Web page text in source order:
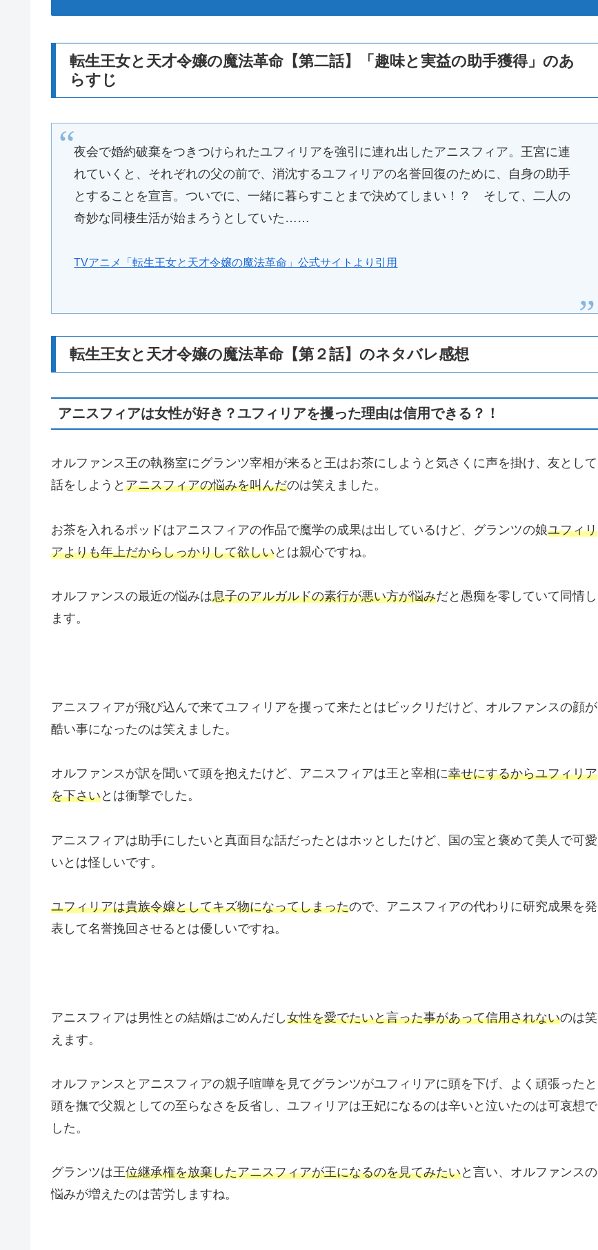
転生王女と天才令嬢の魔法革命【第二話】「趣味と実益の助手獲得」のあ
らすじ
夜会で婚約破棄をつきつけられたユフィリアを強引に連れ出したアニスフィア。王宮に連
れていくと、それぞれの父の前で、消沈するユフィリアの名誉回復のために、自身の助手
とすることを宣言。ついでに、一緒に暮らすことまで決めてしまい！？ そして、二人の
奇妙な同棲生活が始まろうとしていた……
TVアニメ「転生王女と天才令嬢の魔法革命」公式サイトより引用
転生王女と天才令嬢の魔法革命【第２話】のネタバレ感想
アニスフィアは女性が好き？ユフィリアを攫った理由は信用できる？！
オルファンス王の執務室にグランツ宰相が来ると王はお茶にしようと気さくに声を掛け、友として
話をしようと アニスフィアの悩みを叫んだのは笑えました。
お茶を入れるポッドはアニスフィアの作品で魔学の成果は出しているけど、グランツの娘ユフィリ
アよりも年上だからしっかりして欲しいとは親心ですね。
オルファンスの最近の悩みは息子のアルガルドの素行が悪い方が悩みだと愚痴を零していて同情し
ます。
アニスフィアが飛び込んで来てユフィリアを攫って来たとはビックリだけど、オルファンスの顔が
酷い事になったのは笑えました。
オルファンスが訳を聞いて頭を抱えたけど、アニスフィアは王と宰相に幸せにするからユフィリア
を下さいとは衝撃でした。
アニスフィアは助手にしたいと真面目な話だったとはホッとしたけど、国の宝と褒めて美人で可愛
いとは怪しいです。
ユフィリアは貴族令嬢としてキズ物になってしまったので、アニスフィアの代わりに研究成果を発
表して名誉挽回させるとは優しいですね。
アニスフィアは男性との結婚はごめんだし女性を愛でたいと言った事があって信用されないのは笑
えます。
オルファンスとアニスフィアの親子喧嘩を見てグランツがユフィリアに頭を下げ、よく頑張ったと
頭を撫で父親としての至らなさを反省し、ユフィリアは王妃になるのは辛いと泣いたのは可哀想で
した。
グランツは王位継承権を放棄したアニスフィアが王になるのを見てみたいと言い、オルファンスの
悩みが増えたのは苦労しますね。